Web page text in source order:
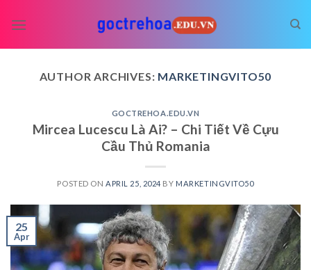
AUTHOR ARCHIVES: MARKETINGVITO50
GOCTREHOA.EDU.VN
Mircea Lucescu Là Ai? – Chi Tiết Về Cựu
Cầu Thủ Romania
POSTED ON APRIL 25, 2024 BY MARKETINGVITO50
25
Apr